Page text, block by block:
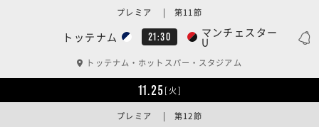
トッテナム 21:30 マンチェスター
U
プレミア | 第11節
トッテナム・ホットスパー・スタジアム
11.25[火]
プレミア | 第12節